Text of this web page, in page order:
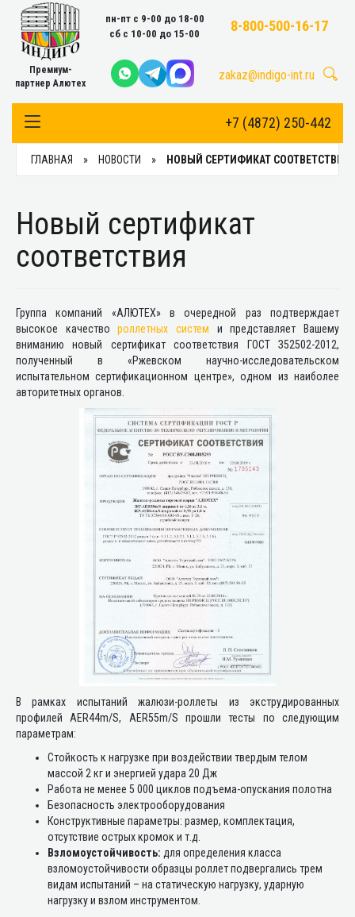
Премиум-
партнер Алютех
пн-пт с 9-00 до 18-00
сб с 10-00 до 15-00
8-800-500-16-17
zakaz@indigo-int.ru
+7 (4872) 250-442
Toggle Navigation
ГЛАВНАЯ НОВОСТИ НОВЫЙ СЕРТИФИКАТ СООТВЕТСТВИЯ
Новый сертификат
соответствия
Группа компаний «АЛЮТЕХ» в очередной раз подтверждает
высокое качествороллетных систем и представляет Вашему
вниманию новый сертификат соответствия ГОСТ З52502-2012,
полученный в «Ржевском научно-исследовательском
испытательном сертификационном центре», одном из наиболее
авторитетных органов.
В рамках испытаний жалюзи-роллеты из экструдированных
профилей AER44m/S, AER55m/S прошли тесты по следующим
параметрам:
Стойкость к нагрузке при воздействии твердым телом
массой 2 кг и энергией удара 20 Дж
Работа не менее 5 000 циклов подъема-опускания полотна
Безопасность электрооборудования
Конструктивные параметры: размер, комплектация,
отсутствие острых кромок и т.д.
Взломоустойчивость: для определения класса
взломоустойчивости образцы роллет подвергались трем
видам испытаний – на статическую нагрузку, ударную
нагрузку и взлом инструментом.